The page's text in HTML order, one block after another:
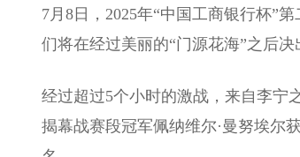
7月8日，2025年“中国工商银行杯”
们将在经过美丽的“门源花海”之后决
经过超过5个小时的激战，来自李宁
揭幕战赛段冠军佩纳维尔·曼努埃尔